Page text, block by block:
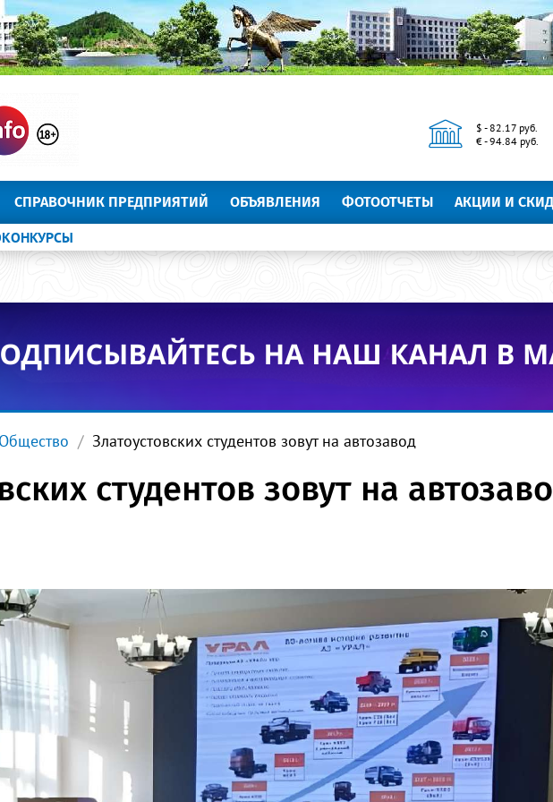
$ - 82.17 руб.
€ - 94.84 руб.
СПРАВОЧНИК ПРЕДПРИЯТИЙ ОБЪЯВЛЕНИЯ ФОТООТЧЕТЫ АКЦИИ И
Общество Златоустовских студентов зовут на автозавод
студентов зовут на